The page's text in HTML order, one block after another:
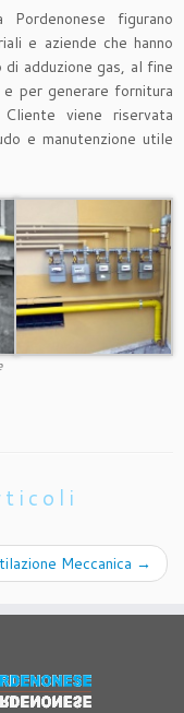
figurano
e aziende che hanno
adduzione gas, al fine
per generare fornitura
viene riservata
e manutenzione utile
Meccanica →